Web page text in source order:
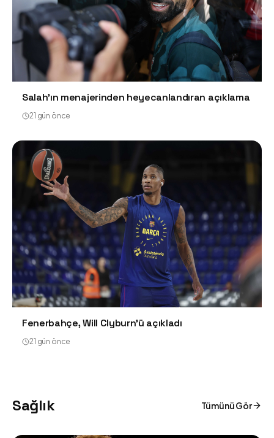
Salah'ın menajerinden heyecanlandıran açıklama
21 gün önce
Fenerbahçe, Will Clyburn'ü açıkladı
21 gün önce
Sağlık Tümünü Gör